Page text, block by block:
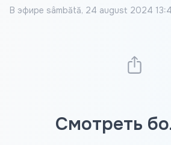
В эфире sâmbătă, 24 august 2024
Смотреть